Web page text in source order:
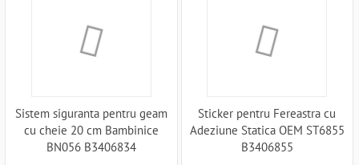
Sistem siguranta pentru geam
cu cheie 20 cm Bambinice
BN056 B3406834
Sticker pentru Fereastra cu
Adeziune Statica OEM ST6855
B3406855